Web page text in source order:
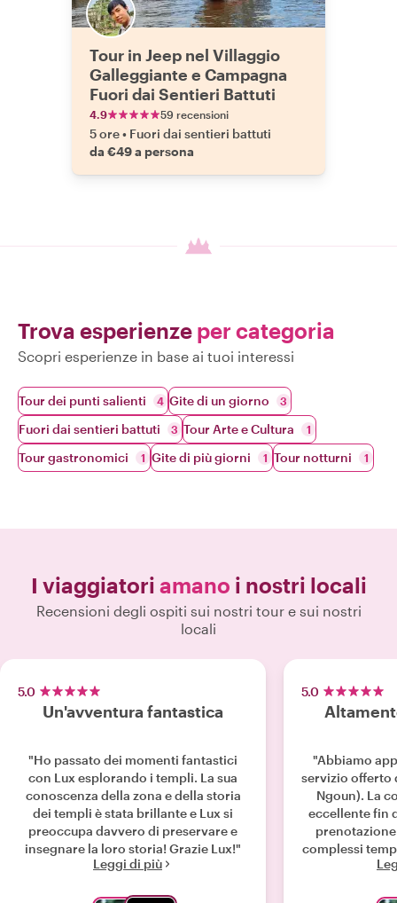
Tour in Jeep nel Villaggio
Galleggiante e Campagna
Fuori dai Sentieri Battuti
4.9 59 recensioni
5 ore• Fuori dai sentieri battuti
da €49 a persona
Trova esperienze per categoria
Scopri esperienze in base ai tuoi interessi
Tour dei punti salienti 4 Gite di un giorno 3
Fuori dai sentieri battuti 3 Tour Arte e Cultura 1
Tour gastronomici 1 Gite di più giorni 1 Tour notturni 1
I viaggiatori amano i nostri locali
Recensioni degli ospiti sui nostri tour e sui nostri
locali
5.0
Un'avventura fantastica
"Ho passato dei momenti fantastici
con Lux esplorando i templi. La sua
conoscenza della zona e della storia
dei templi è stata brillante e Lux si
preoccupa davvero di preservare e
insegnare la loro storia! Grazie Lux!"
Leggi di più
5.0
"Abbiamo
servizio offerto
Ngoun). La
eccellente fin
complessi